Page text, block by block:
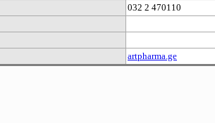
032 2 470110
artpharma.ge